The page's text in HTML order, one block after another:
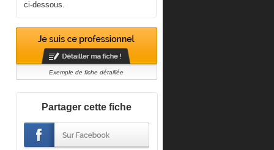
ci-dessous.
Exemple de fiche détaillée
Partager cette fiche